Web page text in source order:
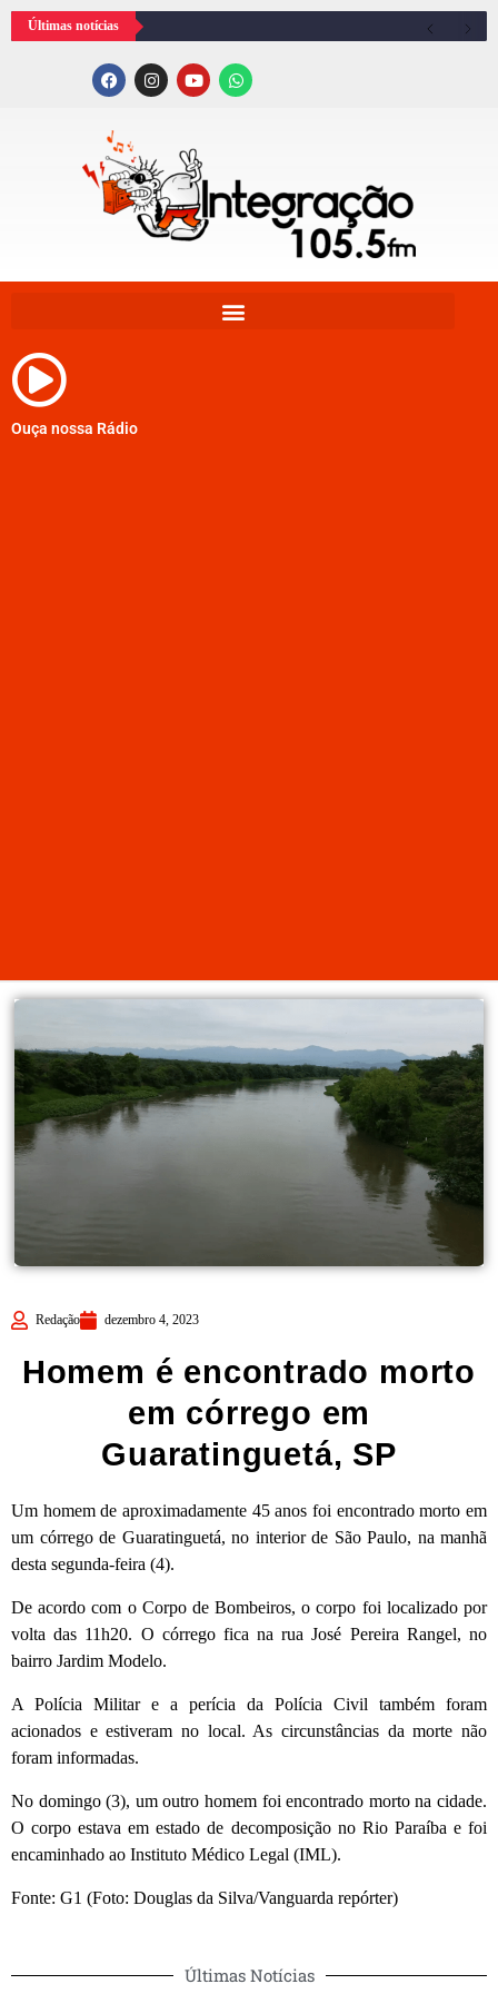
Últimas notícias
Ouça nossa Rádio
Redação dezembro 4, 2023
Homem é encontrado morto
em córrego em
Guaratinguetá, SP
Um homem de aproximadamente 45 anos foi encontrado morto em
um córrego de Guaratinguetá, no interior de São Paulo, na manhã
desta segunda-feira (4).
De acordo com o Corpo de Bombeiros, o corpo foi localizado por
volta das 11h20. O córrego fica na rua José Pereira Rangel, no
bairro Jardim Modelo.
A Polícia Militar e a perícia da Polícia Civil também foram
acionados e estiveram no local. As circunstâncias da morte não
foram informadas.
No domingo (3), um outro homem foi encontrado morto na cidade.
O corpo estava em estado de decomposição no Rio Paraíba e foi
encaminhado ao Instituto Médico Legal (IML).
Fonte: G1 (Foto: Douglas da Silva/Vanguarda repórter)
Últimas Notícias